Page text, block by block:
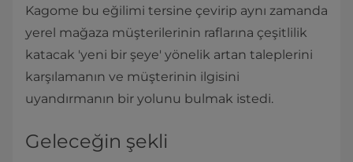
Kagome bu eğilimi tersine çevirip aynı zamanda
yerel mağaza müşterilerinin raflarına çeşitlilik
katacak 'yeni bir şeye' yönelik artan taleplerini
karşılamanın ve müşterinin ilgisini
uyandırmanın bir yolunu bulmak istedi.
Geleceğin şekli